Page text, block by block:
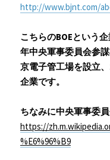
http://www.bjnt.com/
こちらのBOEという
年中央軍事委員会参
京電子管工場を設立
企業です。
ちなみに中央軍事委
https://
%E6%96%B9